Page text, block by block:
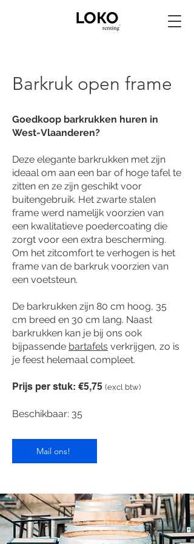
Barkruk open frame
Goedkoop barkrukken huren in
West-Vlaanderen?
Deze elegante barkrukken met zijn
ideaal om aan een bar of hoge tafel te
zitten en ze zijn geschikt voor
buitengebruik. Het zwarte stalen
frame werd namelijk voorzien van
een kwalitatieve poedercoating die
zorgt voor een extra bescherming.
Om het zitcomfort te verhogen is het
frame van de barkruk voorzien van
een voetsteun.
De barkrukken zijn 80 cm hoog, 35
cm breed en 30 cm lang. Naast
barkrukken kan je bij ons ook
bijpassende bartafels verkrijgen, zo is
je feest helemaal compleet.
Prijs per stuk: €5,75 (excl btw)
Beschikbaar: 35
Mail ons!